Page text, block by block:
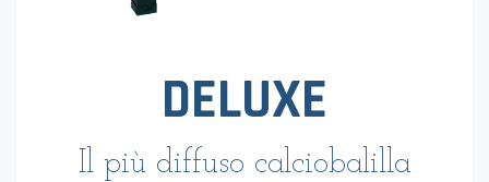
DELUXE
Il più diffuso calciobalilla